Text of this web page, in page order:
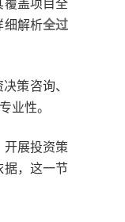
覆盖项目全
细解析全过
策咨询、
业性。
开展投资策
据，这一节